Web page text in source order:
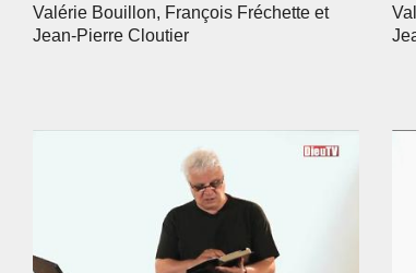
Valérie Bouillon, François Fréchette et
Jean-Pierre Cloutier